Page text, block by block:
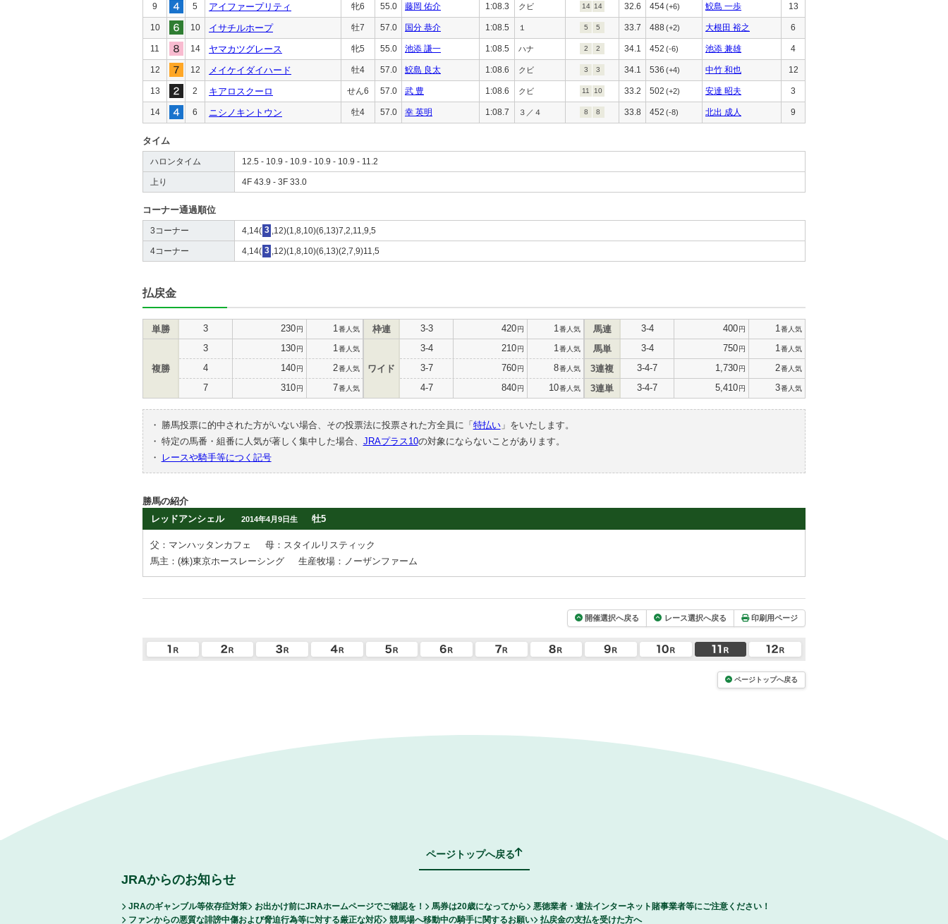
9 5 アイファープリティ 牝6 55.0 藤岡 佑介 1:08.3 クビ 14 14 32.6 454(+6) 鮫島 一歩 13
10 10 イサチルホープ 牡7 57.0 国分 恭介 1:08.5 １ 5 5 33.7 488 (+2) 大根田 裕之 6
11 14 ヤマカツグレース 牝5 55.0 池添 謙一 1:08.5 ハナ 2 2 34.1 452 (-6) 池添 兼雄 4
12 12 メイケイダイハード 牡4 57.0 鮫島 良太 1:08.6 クビ 3 3 34.1 536 (+4) 中竹 和也 12
13 2 キアロスクーロ せん6 57.0 武 豊 1:08.6 クビ 11 10 33.2 502 (+2) 安達 昭夫 3
14 6 ニシノキントウン 牡4 57.0 幸 英明 1:08.7 ３／４ 8 8 33.8 452 (-8) 北出 成人 9
タイム
ハロンタイム 12.5 - 10.9 - 10.9 - 10.9 - 10.9 - 11.2
上り 4F 43.9 - 3F 33.0
コーナー通過順位
3コーナー 4,14( 3 ,12)(1,8,10)(6,13)7,2,11,9,5
4コーナー 4,14( 3 ,12)(1,8,10)(6,13)(2,7,9)11,5
払戻金
単勝 3 230円 1 番人気
複勝
3 130円 1 番人気
4 140円 2番人気
7 310円 7番人気
枠連 3-3 420円 1 番人気
ワイド
3-4 210円 1 番人気
3-7 760円 8番人気
4-7 840円 10番人気
馬連 3-4 400円 1 番人気
馬単 3-4 750円 1 番人気
3連複 3-4-7 1,730円 2番人気
3連単 3-4-7 5,410円 3番人気
・ 勝馬投票に的中された方がいない場合、その投票法に投票された方全員に「 特払い」をいたします。
・ 特定の馬番・組番に人気が著しく集中した場合、 JRAプラス10の対象にならないことがあります。
・
レースや騎手等につく記号
勝馬の紹介
レッドアンシェル
2014年4月9日生 牡5
父：マンハッタンカフェ
母：スタイルリスティック
馬主：(株)東京ホースレーシング
生産牧場：ノーザンファーム
開催選択へ戻る レース選択へ戻る 印刷用ページ
ページトップへ戻る
ページトップへ戻る
JRAからのお知らせ
JRAのギャンブル等依存症対策 お出かけ前にJRAホームページでご確認を！ 馬券は20歳になってから
悪徳業者・違法インターネット賭事業者等にご注意ください！
ファンからの悪質な誹謗中傷および脅迫行為等に対する厳正な対応
競馬場へ移動中の騎手に関するお願い 払戻金の支払を受けた方へ